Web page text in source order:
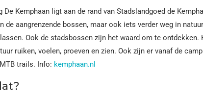
De Kemphaan ligt aan de rand van Stadslandgoed de
de aangrenzende bossen, maar ook iets verder weg in
Ook de stadsbossen zijn het waard om te
ruiken, voelen, proeven en zien. Ook zijn er vanaf de
trails. Info: kemphaan.nl